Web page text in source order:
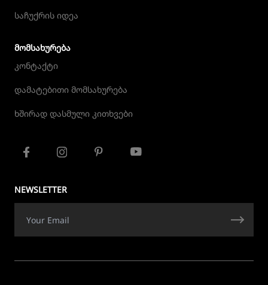
საჩუქრის იდეა
ᲛᲝᲛᲡᲐᲮᲣᲠᲔᲑᲐ
კონტაქტი
დამატებითი მომსახურება
ხშირად დასმული კითხვები
NEWSLETTER